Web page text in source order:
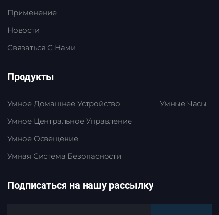
Применение
Новости
Связаться С Нами
Продукты
Умное Домашнее Устройство
Умное Центральное Управление
Умное Освещение
Умная Система Безопасности
Умные Часы
Подписаться на нашу рассылку